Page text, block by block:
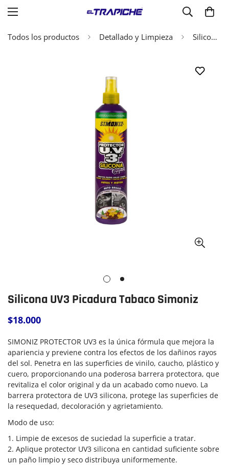
Todos los productos Detallado y Limpieza Silicona UV3 Picadura Tabaco Simoniz
Silicona UV3 Picadura Tabaco Simoniz
Precio
$18.000
SIMONIZ PROTECTOR UV3 es la única fórmula que mejora la
apariencia y previene contra los efectos de los dañinos rayos
del sol. Penetra en las superficies de vinilo, caucho, plástico y
cuero, proporcionando una poderosa barrera protectora, que
revitaliza el color original y da un acabado como nuevo. La
barrera protectora de UV3 silicona, protege las superficies de
la resequedad, decoloración y agrietamiento.
Modo de uso:
1. Limpie de excesos de suciedad la superficie a tratar.
2. Aplique protector UV3 silicona en cantidad suficiente sobre
un paño limpio y seco distribuya uniformemente.